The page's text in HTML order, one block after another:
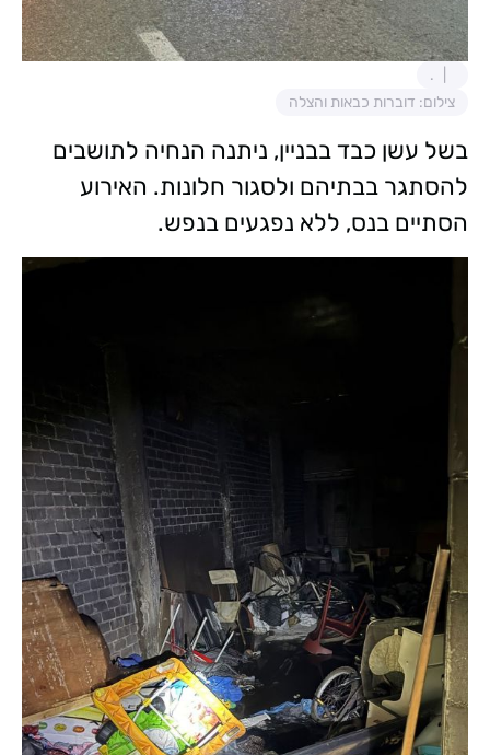
.
צילום: דוברות כבאות והצלה
בשל עשן כבד בבניין, ניתנה הנחיה לתושבים
להסתגר בבתיהם ולסגור חלונות. האירוע
הסתיים בנס, ללא נפגעים בנפש.